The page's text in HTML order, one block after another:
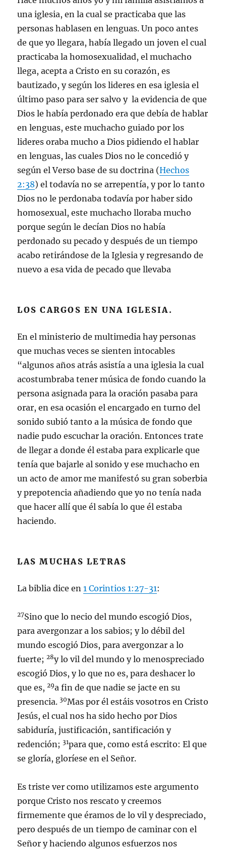
una iglesia, en la cual se practicaba que las
personas hablasen en lenguas. Un poco antes
de que yo llegara, había llegado un joven el cual
practicaba la homosexualidad, el muchacho
llega, acepta a Cristo en su corazón, es
bautizado, y según los lideres en esa iglesia el
último paso para ser salvo y la evidencia de que
Dios le había perdonado era que debía de hablar
en lenguas, este muchacho guiado por los
lideres oraba mucho a Dios pidiendo el hablar
en lenguas, las cuales Dios no le concedió y
según el Verso base de su doctrina (Hechos
2:38) el todavía no se arrepentía, y por lo tanto
Dios no le perdonaba todavía por haber sido
homosexual, este muchacho lloraba mucho
porque según le decían Dios no había
perdonado su pecado y después de un tiempo
acabo retirándose de la Iglesia y regresando de
nuevo a esa vida de pecado que llevaba
LOS CARGOS EN UNA IGLESIA.
En el ministerio de multimedia hay personas
que muchas veces se sienten intocables
“algunos años atrás asistía a una iglesia la cual
acostumbraba tener música de fondo cuando la
persona asignada para la oración pasaba para
orar, en esa ocasión el encargado en turno del
sonido subió tanto a la música de fondo que
nadie pudo escuchar la oración. Entonces trate
de llegar a donde él estaba para explicarle que
tenía que bajarle al sonido y ese muchacho en
un acto de amor me manifestó su gran soberbia
y prepotencia añadiendo que yo no tenía nada
que hacer allí que él sabía lo que él estaba
haciendo.
LAS MUCHAS LETRAS
La biblia dice en1 Corintios 1:27-31:
27Sino que lo necio del mundo escogió Dios,
para avergonzar a los sabios; y lo débil del
mundo escogió Dios, para avergonzar a lo
fuerte;28y lo vil del mundo y lo menospreciado
escogió Dios, y lo que no es, para deshacer lo
que es,29a fin de que nadie se jacte en su
presencia.30Mas por él estáis vosotros en Cristo
Jesús, el cual nos ha sido hecho por Dios
sabiduría, justificación, santificación y
redención;31para que, como está escrito: El que
se gloría, gloríese en el Señor.
Es triste ver como utilizamos este argumento
porque Cristo nos rescato y creemos
firmemente que éramos de lo vil y despreciado,
pero después de un tiempo de caminar con el
Señor y haciendo algunos esfuerzos nos